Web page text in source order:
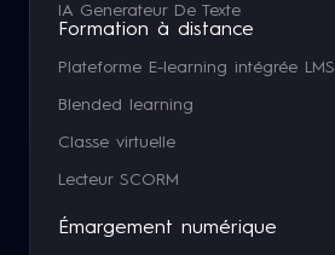
IA Generateur De Texte
Formation à distance
Plateforme E-learning intégrée LMS
Blended learning
Classe virtuelle
Lecteur SCORM
Émargement numérique